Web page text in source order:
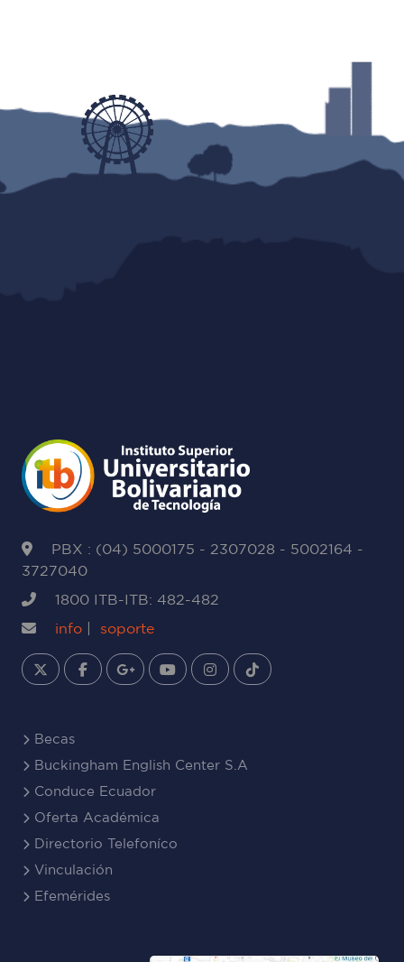
PBX : (04) 5000175 - 2307028 - 5002164 -
3727040
1800 ITB-ITB: 482-482
info
soporte
Becas
Buckingham English Center S.A
Conduce Ecuador
Oferta Académica
Directorio Telefoníco
Vinculación
Efemérides